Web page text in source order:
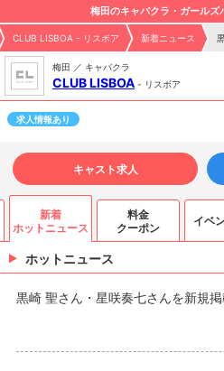
梅田のキャバクラ・ガールズ
CLUB LISBOA - リスボア 新着ニュース
梅田 ／ キャバクラ
CLUB LISBOA - リスボア
求人情報あり
キャスト求人
新着
ホットニュース
料金
クーポン
イベ
ホットニュース
黒崎 聖さん・星咲奏七さんを新規